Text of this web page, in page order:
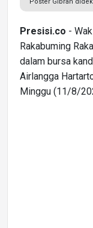
Presisi.co -
Rakabuming
dalam bursa
Airlangga
Minggu (11/8/